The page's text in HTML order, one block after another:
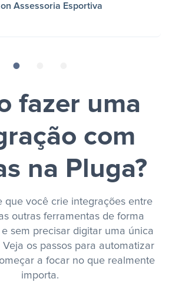
Assessoria Esportiva
fazer uma
com
na Pluga?
que você crie integrações entre
outras ferramentas de forma
sem precisar digitar uma única
Veja os passos para automatizar
a focar no que realmente
importa.